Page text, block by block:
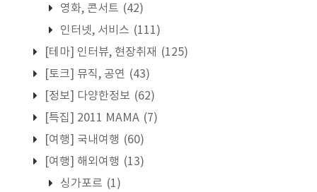
영화, 콘서트 (42)
인터넷, 서비스 (111)
[테마] 인터뷰, 현장취재 (125)
[토크] 뮤직, 공연 (43)
[정보] 다양한정보 (62)
[특집] 2011 MAMA (7)
[여행] 국내여행 (60)
[여행] 해외여행 (13)
싱가포르 (1)